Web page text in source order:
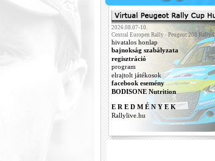
2026.08.07-10.
Central Europen Rally - Peugeot 208 Rally4
hivatalos honlap
bajnokság szabályzata
regisztráció
program
elrajtolt játékosok
facebook esemény
BODISONE Nutrition
E R E D M É N Y E K
Rallylive.hu